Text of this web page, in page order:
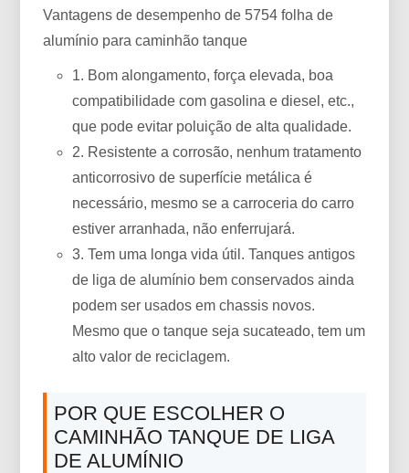
Vantagens de desempenho de 5754 folha de
alumínio para caminhão tanque
1. Bom alongamento, força elevada, boa
compatibilidade com gasolina e diesel, etc.,
que pode evitar poluição de alta qualidade.
2. Resistente a corrosão, nenhum tratamento
anticorrosivo de superfície metálica é
necessário, mesmo se a carroceria do carro
estiver arranhada, não enferrujará.
3. Tem uma longa vida útil. Tanques antigos
de liga de alumínio bem conservados ainda
podem ser usados ​​em chassis novos.
Mesmo que o tanque seja sucateado, tem um
alto valor de reciclagem.
POR QUE ESCOLHER O
CAMINHÃO TANQUE DE LIGA
DE ALUMÍNIO